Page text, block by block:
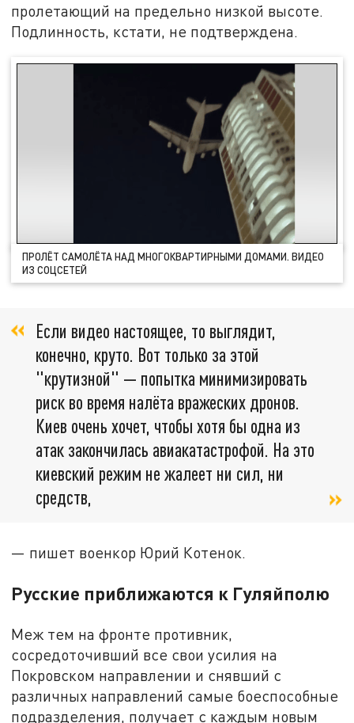
пролетающий на предельно низкой высоте.
Подлинность, кстати, не подтверждена.
ПРОЛЁТ САМОЛЁТА НАД МНОГОКВАРТИРНЫМИ ДОМАМИ. ВИДЕО
ИЗ СОЦСЕТЕЙ
Если видео настоящее, то выглядит,
конечно, круто. Вот только за этой
"крутизной" — попытка минимизировать
риск во время налёта вражеских дронов.
Киев очень хочет, чтобы хотя бы одна из
атак закончилась авиакатастрофой. На это
киевский режим не жалеет ни сил, ни
средств,
— пишет военкор Юрий Котенок.
Русские приближаются к Гуляйполю
Меж тем на фронте противник,
сосредоточивший все свои усилия на
Покровском направлении и снявший с
различных направлений самые боеспособные
подразделения, получает с каждым новым